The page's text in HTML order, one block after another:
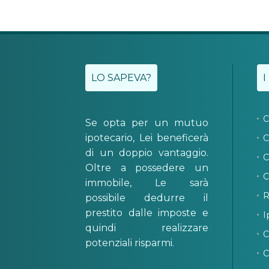
LO SAPEVA?
Se opta per un mutuo
ipotecario, Lei beneficerà
di un doppio vantaggio.
Oltre a possedere un
immobile, Le sarà
possibile dedurre il
prestito dalle imposte e
quindi realizzare
potenziali risparmi.
I